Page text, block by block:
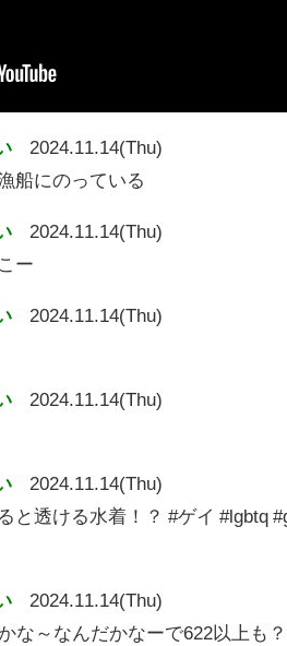
2024.11.14(Thu)
船にのっている
2024.11.14(Thu)
ー
2024.11.14(Thu)
2024.11.14(Thu)
2024.11.14(Thu)
と透ける水着！？ #ゲイ #lgbtq
2024.11.14(Thu)
な～なんだかなーで622以上も